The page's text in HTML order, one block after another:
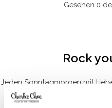
Gesehen 0
Rock
Jeden Sonntagmorgen mit